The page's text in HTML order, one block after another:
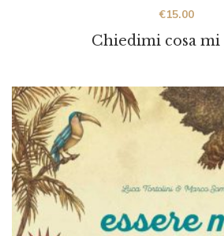
Chiedimi cosa mi
€15.00